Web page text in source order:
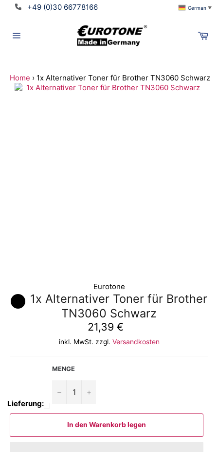
Direkt
+49 (0)30 66778166 German ▼
Home › 1x Alternativer Toner für Brother TN3060 Schwarz
Eurotone
1x Alternativer Toner für Brother
TN3060 Schwarz
Normaler
Preis
21,39 €
inkl. MwSt. zzgl. Versandkosten
Lieferung:
MENGE
− +
In den Warenkorb legen